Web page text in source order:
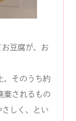
豆腐が、お
、そのうち約
棄されるもの
しく、とい